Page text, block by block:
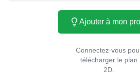
Ajouter à mon
Connectez-vous
télécharger le plan
2D.